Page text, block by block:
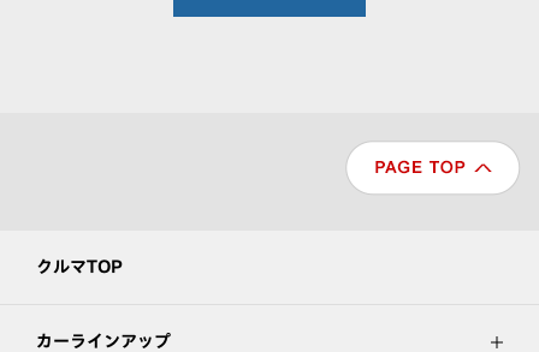
クルマTOP
カーラインアップ